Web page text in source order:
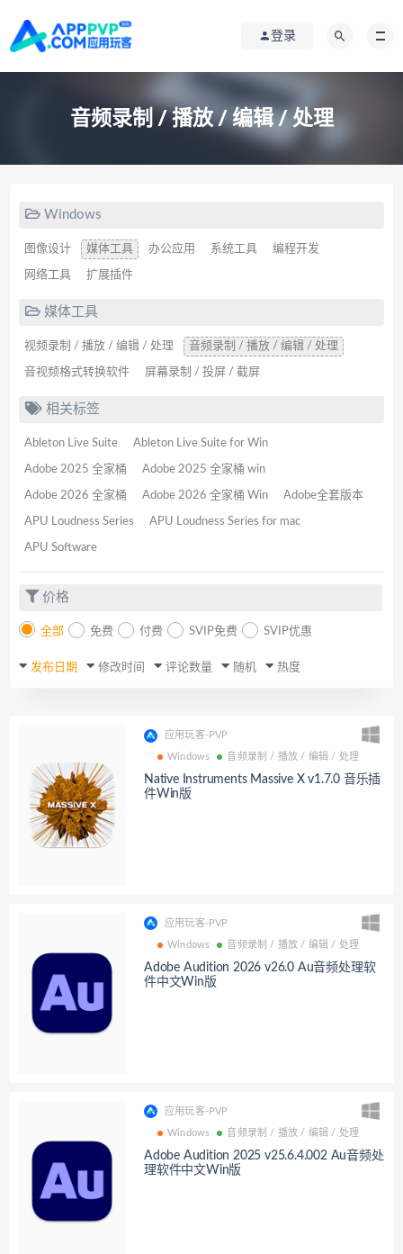
登录
音频录制 / 播放 / 编辑 / 处理
Windows
图像设计 媒体工具 办公应用 系统工具 编程开发
网络工具 扩展插件
媒体工具
视频录制 / 播放 / 编辑 / 处理 音频录制 / 播放 / 编辑 / 处理
音视频格式转换软件 屏幕录制 / 投屏 / 截屏
相关标签
Ableton Live Suite Ableton Live Suite for Win
Adobe 2025 全家桶 Adobe 2025 全家桶 win
Adobe 2026 全家桶 Adobe 2026 全家桶 Win Adobe全套版本
APU Loudness Series APU Loudness Series for mac
APU Software
价格
全部 免费 付费 SVIP免费 SVIP优惠
发布日期 修改时间 评论数量 随机 热度
应用玩客-PVP
Windows 音频录制 / 播放 / 编辑 / 处理
Native Instruments Massive X v1.7.0 音乐插
件Win版
应用玩客-PVP
Windows 音频录制 / 播放 / 编辑 / 处理
Adobe Audition 2026 v26.0 Au音频处理软
件中文Win版
应用玩客-PVP
Windows 音频录制 / 播放 / 编辑 / 处理
Adobe Audition 2025 v25.6.4.002 Au音频处
理软件中文Win版